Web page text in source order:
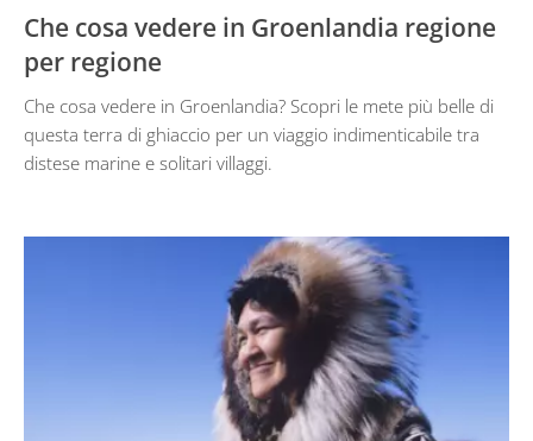
Che cosa vedere in Groenlandia regione
per regione
Che cosa vedere in Groenlandia? Scopri le mete più belle di
questa terra di ghiaccio per un viaggio indimenticabile tra
distese marine e solitari villaggi.